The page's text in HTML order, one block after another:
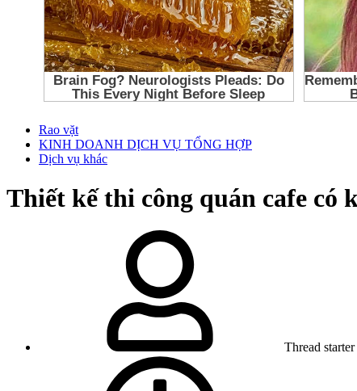
Rao vặt
KINH DOANH DỊCH VỤ TỔNG HỢP
Dịch vụ khác
Thiết kế thi công quán cafe
Thread starter